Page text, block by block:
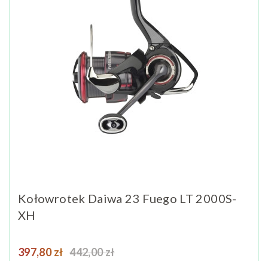
Kołowrotek Daiwa 23 Fuego LT 2000S-
XH
Cena
397,80 zł Cena podstawowa
442,00 zł